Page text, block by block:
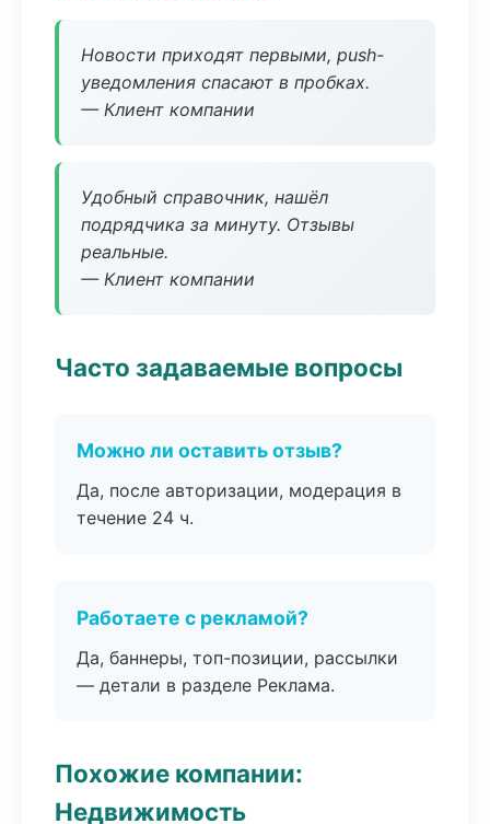
Новости приходят первыми, push-
уведомления спасают в пробках.
— Клиент компании
Удобный справочник, нашёл
подрядчика за минуту. Отзывы
реальные.
— Клиент компании
Часто задаваемые вопросы
Можно ли оставить отзыв?
Да, после авторизации, модерация в
течение 24 ч.
Работаете с рекламой?
Да, баннеры, топ-позиции, рассылки
— детали в разделе Реклама.
Похожие компании:
Недвижимость